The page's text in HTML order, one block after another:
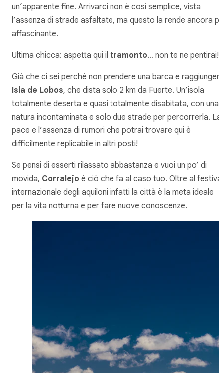
un’apparente fine. Arrivarci non è così semplice, vista
l’assenza di strade asfaltate, ma questo la rende ancora
affascinante.
Ultima chicca: aspetta qui il tramonto… non te ne pentirai!
Già che ci sei perchè non prendere una barca e
Isla de Lobos, che dista solo 2 km da Fuerte. Un’isola
totalmente deserta e quasi totalmente disabitata, con una
natura incontaminata e solo due strade per percorrerla. La
pace e l’assenza di rumori che potrai trovare qui è
difficilmente replicabile in altri posti!
Se pensi di esserti rilassato abbastanza e vuoi un po’ di
movida, Corralejo è ciò che fa al caso tuo. Oltre al festival
internazionale degli aquiloni infatti la città è la meta ideale
per la vita notturna e per fare nuove conoscenze.